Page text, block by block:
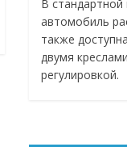
В стандартной
автомобиль
также
двумя
регулировкой.